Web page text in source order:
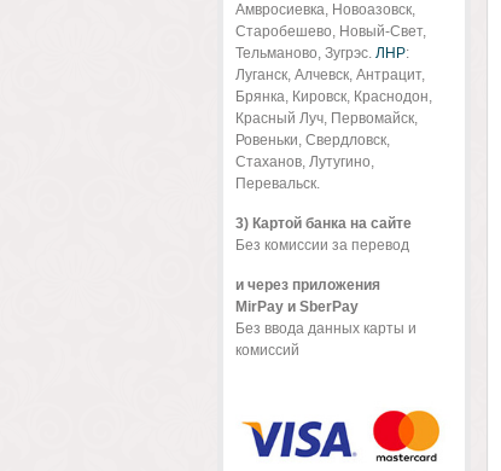
Амвросиевка, Новоазовск,
Старобешево, Новый-Свет,
Тельманово, Зугрэс. ЛНР:
Луганск, Алчевск, Антрацит,
Брянка, Кировск, Краснодон,
Красный Луч, Первомайск,
Ровеньки, Свердловск,
Стаханов, Лутугино,
Перевальск.
3) Картой банка на сайте
Без комиссии за перевод
и через приложения
MirPay и SberPay
Без ввода данных карты и
комиссий